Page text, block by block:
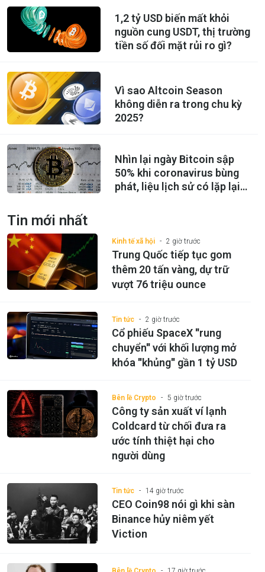
1,2 tỷ USD biến mất khỏi
nguồn cung USDT, thị trường
tiền số đối mặt rủi ro gì?
Vì sao Altcoin Season
không diễn ra trong chu kỳ
2025?
Nhìn lại ngày Bitcoin sập
50% khi coronavirus bùng
phát, liệu lịch sử có lặp lại
Tin mới nhất
Kinh tế xã hội 2 giờ trước
Trung Quốc tiếp tục gom
thêm 20 tấn vàng, dự trữ
vượt 76 triệu ounce
Tin tức 2 giờ trước
Cổ phiếu SpaceX ''rung
chuyển'' với khối lượng mở
khóa ''khủng'' gần 1 tỷ USD
Bên lề Crypto 5 giờ trước
Công ty sản xuất ví lạnh
Coldcard từ chối đưa ra
ước tính thiệt hại cho
người dùng
Tin tức 14 giờ trước
CEO Coin98 nói gì khi sàn
Binance hủy niêm yết
Viction